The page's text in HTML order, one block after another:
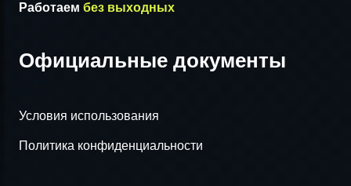
Работаем без выходных
Официальные документы
Условия использования
Политика конфиденциальности